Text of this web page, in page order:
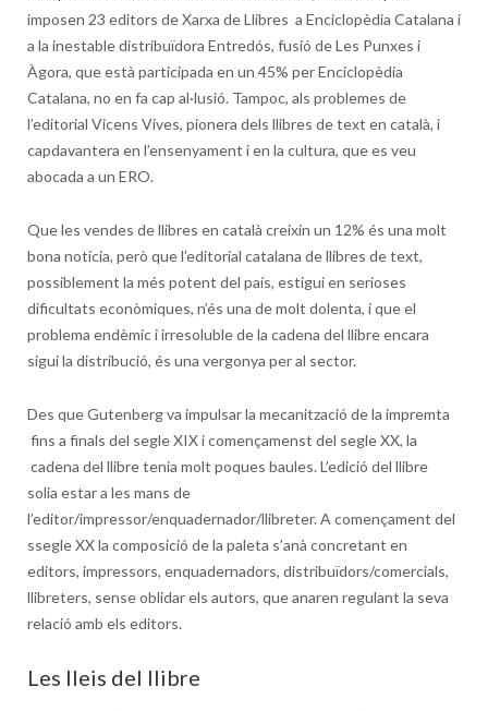
imposen 23 editors de Xarxa de Llibres a Enciclopèdia Catalana i
a la inestable distribuïdora Entredós, fusió de Les Punxes i
Àgora, que està participada en un 45% per Enciclopèdia
Catalana, no en fa cap al·lusió. Tampoc, als problemes de
l’editorial Vicens Vives, pionera dels llibres de text en català, i
capdavantera en l’ensenyament i en la cultura, que es veu
abocada a un ERO.
Que les vendes de llibres en català creixin un 12% és una molt
bona notícia, però que l’editorial catalana de llibres de text,
possiblement la més potent del país, estigui en serioses
dificultats econòmiques, n’és una de molt dolenta, i que el
problema endèmic i irresoluble de la cadena del llibre encara
sigui la distribució, és una vergonya per al sector.
Des que Gutenberg va impulsar la mecanització de la impremta
fins a finals del segle XIX i començamenst del segle XX, la
cadena del llibre tenia molt poques baules. L’edició del llibre
solia estar a les mans de
l’editor/impressor/enquadernador/llibreter. A començament del
ssegle XX la composició de la paleta s’anà concretant en
editors, impressors, enquadernadors, distribuïdors/comercials,
llibreters, sense oblidar els autors, que anaren regulant la seva
relació amb els editors.
Les lleis del llibre